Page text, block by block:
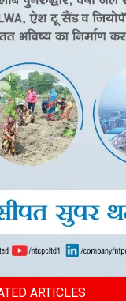
ARTICLES